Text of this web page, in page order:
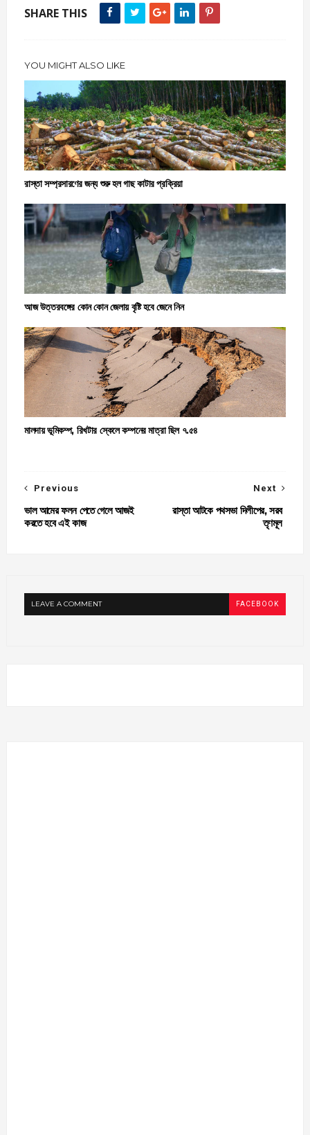
SHARE THIS
YOU MIGHT ALSO LIKE
রাস্তা সম্প্রসারণের জন্য শুরু হল গাছ কাটার প্রক্রিয়া
আজ উত্তরবঙ্গের কোন কোন জেলায় বৃষ্টি হবে জেনে নিন
মালদায় ভূমিকম্প, রিখটার স্কেলে কম্পনের মাত্রা ছিল ৭.৫৪
Next
রাস্তা আটকে পথসভা দিলীপের, সরব
তৃণমূল
Previous
ভাল আমের ফলন পেতে গেলে আজই
করতে হবে এই কাজ
LEAVE A COMMENT FACEBOOK